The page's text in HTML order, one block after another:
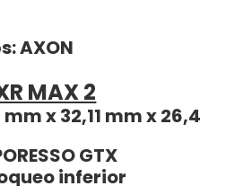
AXON
MAX 2
x 32,11 mm x 26,4
GTX
inferior